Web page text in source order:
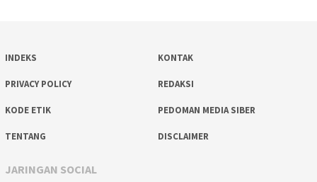
INDEKS KONTAK
PRIVACY POLICY REDAKSI
KODE ETIK PEDOMAN MEDIA SIBER
TENTANG DISCLAIMER
JARINGAN SOCIAL